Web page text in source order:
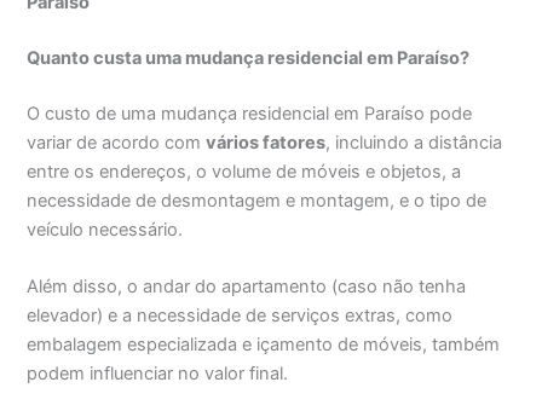
Quanto custa uma mudança residencial em Paraíso?
O custo de uma mudança residencial em Paraíso pode
variar de acordo comvários fatores, incluindo a distância
entre os endereços, o volume de móveis e objetos, a
necessidade de desmontagem e montagem, e o tipo de
veículo necessário.
Além disso, o andar do apartamento (caso não tenha
elevador) e a necessidade de serviços extras, como
embalagem especializada e içamento de móveis, também
podem influenciar no valor final.